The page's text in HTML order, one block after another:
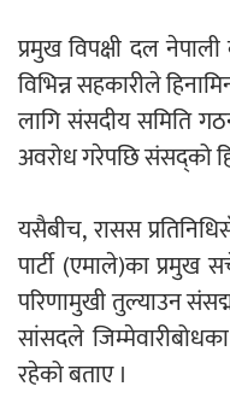
भवन
प्रमुख विपक्षी दल
विभिन्न सहकारीले
लागि संसदीय समिति
अवरोध गरेपछि संसद्को
यसैबीच, रासस
पार्टी (एमाले)का
परिणामुखी तुल्याउन
सांसदले
रहेको बताए ।